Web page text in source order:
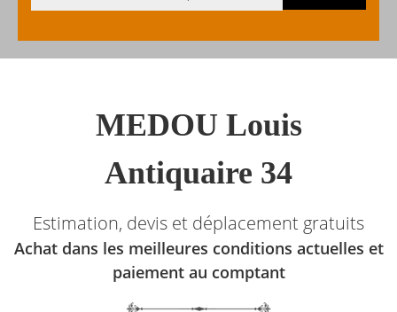
MEDOU Louis
Antiquaire 34
Estimation, devis et déplacement gratuits
Achat dans les meilleures conditions actuelles et
paiement au comptant